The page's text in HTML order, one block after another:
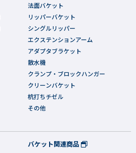
法面バケット
リッパーバケット
シングルリッパー
エクステンションアーム
アダプタブラケット
散水機
クランプ・ブロックハンガー
クリーンバケット
杭打ちチゼル
その他
バケット関連商品